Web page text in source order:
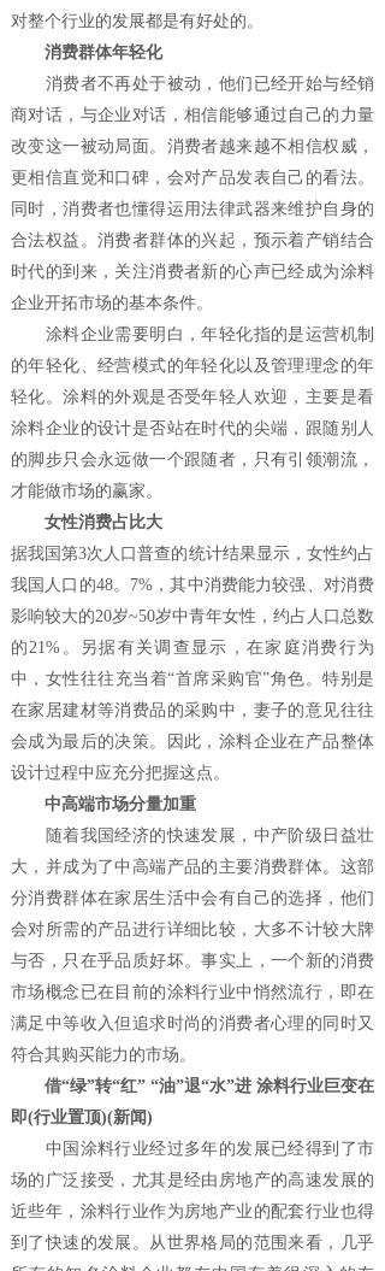
对整个行业的发展都是有好处的。
消费群体年轻化
消费者不再处于被动，他们已经开始与经销
商对话，与企业对话，相信能够通过自己的力量
改变这一被动局面。消费者越来越不相信权威，
更相信直觉和口碑，会对产品发表自己的看法。
同时，消费者也懂得运用法律武器来维护自身的
合法权益。消费者群体的兴起，预示着产销结合
时代的到来，关注消费者新的心声已经成为涂料
企业开拓市场的基本条件。
涂料企业需要明白，年轻化指的是运营机制
的年轻化、经营模式的年轻化以及管理理念的年
轻化。涂料的外观是否受年轻人欢迎，主要是看
涂料企业的设计是否站在时代的尖端，跟随别人
的脚步只会永远做一个跟随者，只有引领潮流，
才能做市场的赢家。
女性消费占比大
据我国第3次人口普查的统计结果显示，女性约占
我国人口的48。7%，其中消费能力较强、对消费
影响较大的20岁~50岁中青年女性，约占人口总数
的21%。另据有关调查显示，在家庭消费行为
中，女性往往充当着“首席采购官”角色。特别是
在家居建材等消费品的采购中，妻子的意见往往
会成为最后的决策。因此，涂料企业在产品整体
设计过程中应充分把握这点。
中高端市场分量加重
随着我国经济的快速发展，中产阶级日益壮
大，并成为了中高端产品的主要消费群体。这部
分消费群体在家居生活中会有自己的选择，他们
会对所需的产品进行详细比较，大多不计较大牌
与否，只在乎品质好坏。事实上，一个新的消费
市场概念已在目前的涂料行业中悄然流行，即在
满足中等收入但追求时尚的消费者心理的同时又
符合其购买能力的市场。
借“绿”转“红” “油”退“水”进 涂料行业巨变在
即(行业置顶)(新闻)
中国涂料行业经过多年的发展已经得到了市
场的广泛接受，尤其是经由房地产的高速发展的
近些年，涂料行业作为房地产业的配套行业也得
到了快速的发展。从世界格局的范围来看，几乎